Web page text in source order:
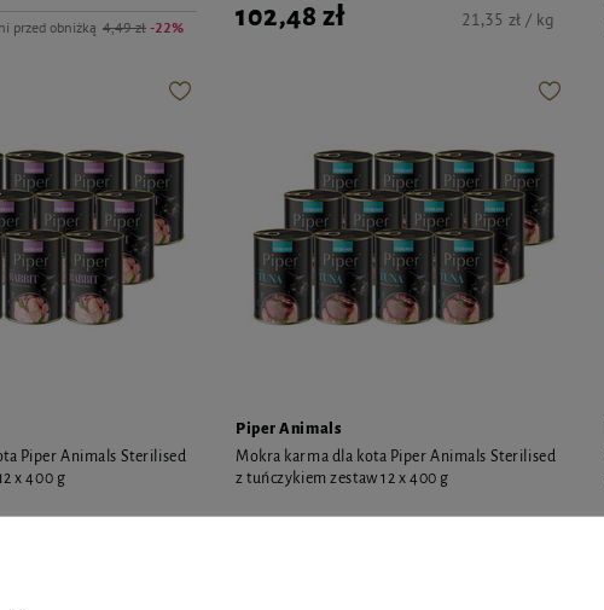
przed obniżką 4,49 zł -22% 102,48 zł 21,35 zł / kg
Piper Animals Sterilised
x 400 g
Piper Animals
Mokra karma dla kota Piper Animals Sterilised
z tuńczykiem zestaw 12 x 400 g